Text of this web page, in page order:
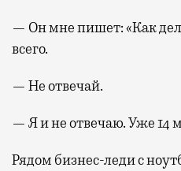
— Он мне пишет: «Как
всего.
— Не отвечай.
— Я и не отвечаю. Уже 14
Рядом бизнес-леди с